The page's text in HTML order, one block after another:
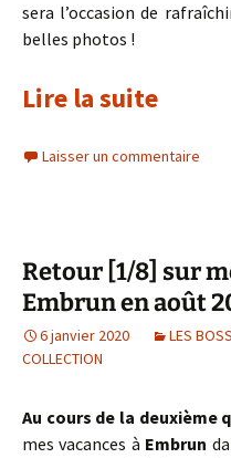
sera l’occasion de
belles photos !
Lire la suite
Laisser un commentaire
Retour [1/8] sur
Embrun en août
6 janvier 2020 LES
COLLECTION
Au cours de la deuxième
mes vacances à Embrun